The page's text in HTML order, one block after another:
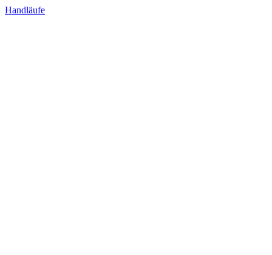
Handläufe